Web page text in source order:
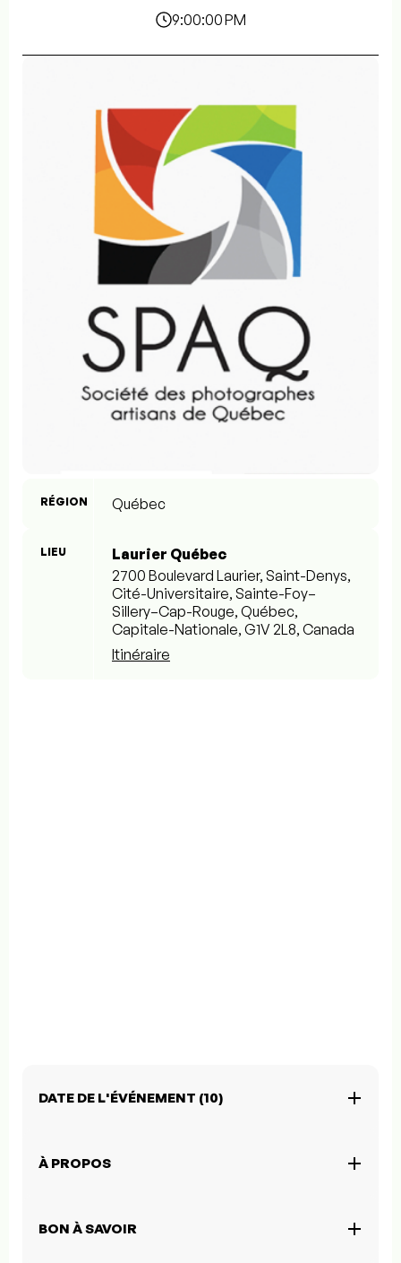
9:00:00 PM
RÉGION Québec
LIEU
Laurier Québec
2700 Boulevard Laurier, Saint-Denys,
Cité-Universitaire, Sainte-Foy–
Sillery–Cap-Rouge, Québec,
Capitale-Nationale, G1V 2L8, Canada
Itinéraire
DATE DE L'ÉVÉNEMENT (10)
À PROPOS
BON À SAVOIR